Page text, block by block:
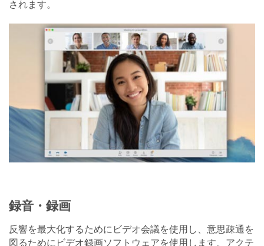
されます。
録音・録画
反響を最大化するためにビデオ会議を使用し、意思疎通を
図るためにビデオ録画ソフトウェアを使用します。アクテ